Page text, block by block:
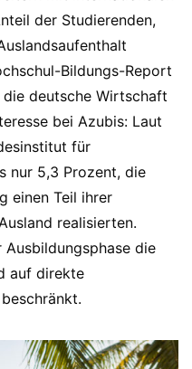
der Studierenden,
Bildungs-Report
deutsche Wirtschaft
bei Azubis: Laut
für
nur 5,3 Prozent, die
einen Teil ihrer
realisierten.
die
auf direkte